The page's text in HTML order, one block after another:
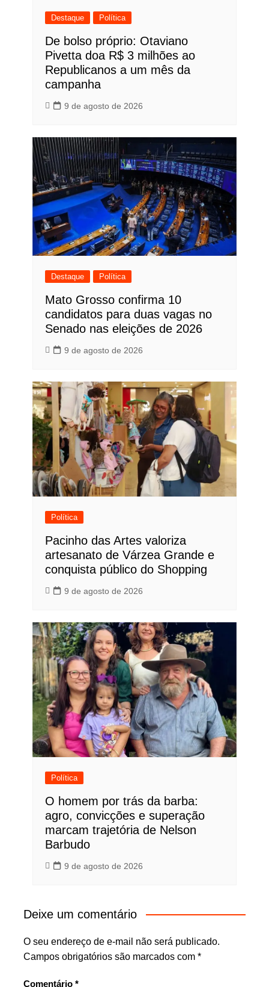
Destaque Política
De bolso próprio: Otaviano
Pivetta doa R$ 3 milhões ao
Republicanos a um mês da
campanha
9 de agosto de 2026
Destaque Política
Mato Grosso confirma 10
candidatos para duas vagas no
Senado nas eleições de 2026
9 de agosto de 2026
Política
Pacinho das Artes valoriza
artesanato de Várzea Grande e
conquista público do Shopping
9 de agosto de 2026
Política
O homem por trás da barba:
agro, convicções e superação
marcam trajetória de Nelson
Barbudo
9 de agosto de 2026
Deixe um comentário
O seu endereço de e-mail não será publicado.
Campos obrigatórios são marcados com *
Comentário *